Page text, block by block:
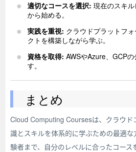
適切なコースを選択: 現在のスキ
から始める。
実践を重視: クラウドプラットフ
クトを構築しながら学ぶ。
資格を取得: AWSやAzure、GCP
す。
まとめ
Cloud Computing Coursesは、クラウド
識とスキルを体系的に学ぶための最適
験者まで、自分のレベルに合ったコー